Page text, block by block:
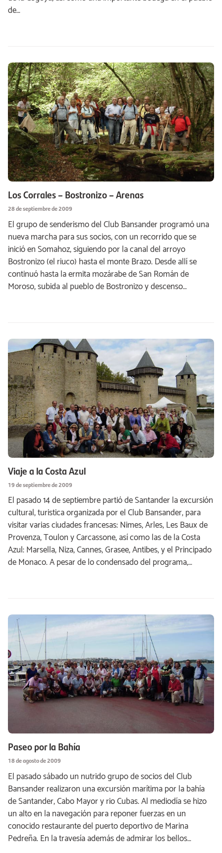
de…
Los Corrales – Bostronizo – Arenas
28 de septiembre de 2009
El grupo de senderismo del Club Bansander programó una
nueva marcha para sus socios, con un recorrido que se
inició en Somahoz, siguiendo por la canal del arroyo
Bostronizo (el riuco) hasta el monte Brazo. Desde allí se
continuó hasta la ermita mozárabe de San Román de
Moroso, subida al pueblo de Bostronizo y descenso…
Viaje a la Costa Azul
19 de septiembre de 2009
El pasado 14 de septiembre partió de Santander la excursión
cultural, turistica organizada por el Club Bansander, para
visitar varias ciudades francesas: Nimes, Arles, Les Baux de
Provenza, Toulon y Carcassone, así como las de la Costa
Azul: Marsella, Niza, Cannes, Grasee, Antibes, y el Principado
de Monaco. A pesar de lo condensado del programa,…
Paseo por la Bahía
18 de agosto de 2009
El pasado sábado un nutrido grupo de socios del Club
Bansander realizaron una excursión marítima por la bahía
de Santander, Cabo Mayor y rio Cubas. Al mediodía se hizo
un alto en la navegación para reponer fuerzas en un
conocido restaurante del puerto deportivo de Marina
Pedreña. En la travesía además de admirar los bellos…